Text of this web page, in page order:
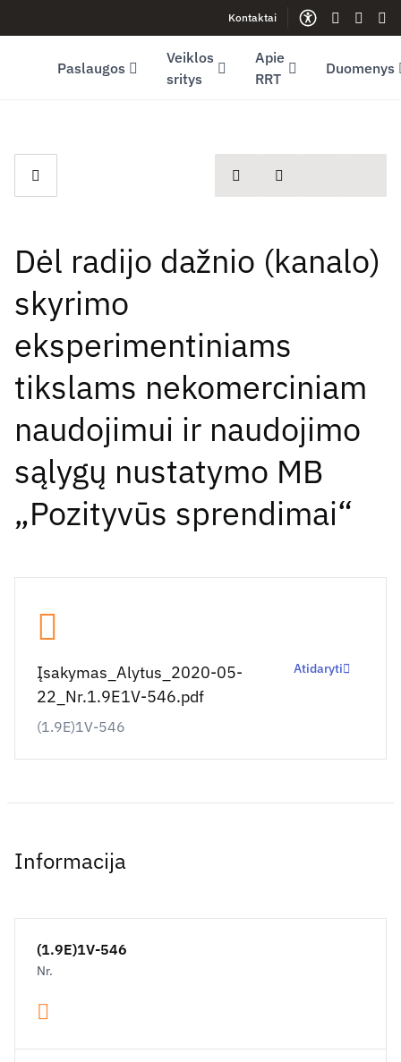
Youtube (opens in new window)Kontaktai
Gestų
Paslaugos
Veiklos
sritys
Apie
RRT
Duomenys
spausdintiDalintis
Dėl radijo dažnio (kanalo)
skyrimo
eksperimentiniams
tikslams nekomerciniam
naudojimui ir naudojimo
sąlygų nustatymo MB
„Pozityvūs sprendimai“
Įsakymas_Alytus_2020-05-
22_Nr.1.9E1V-546.pdf
(1.9E)1V-546
Atidaryti
Informacija
(1.9E)1V-546
Nr.